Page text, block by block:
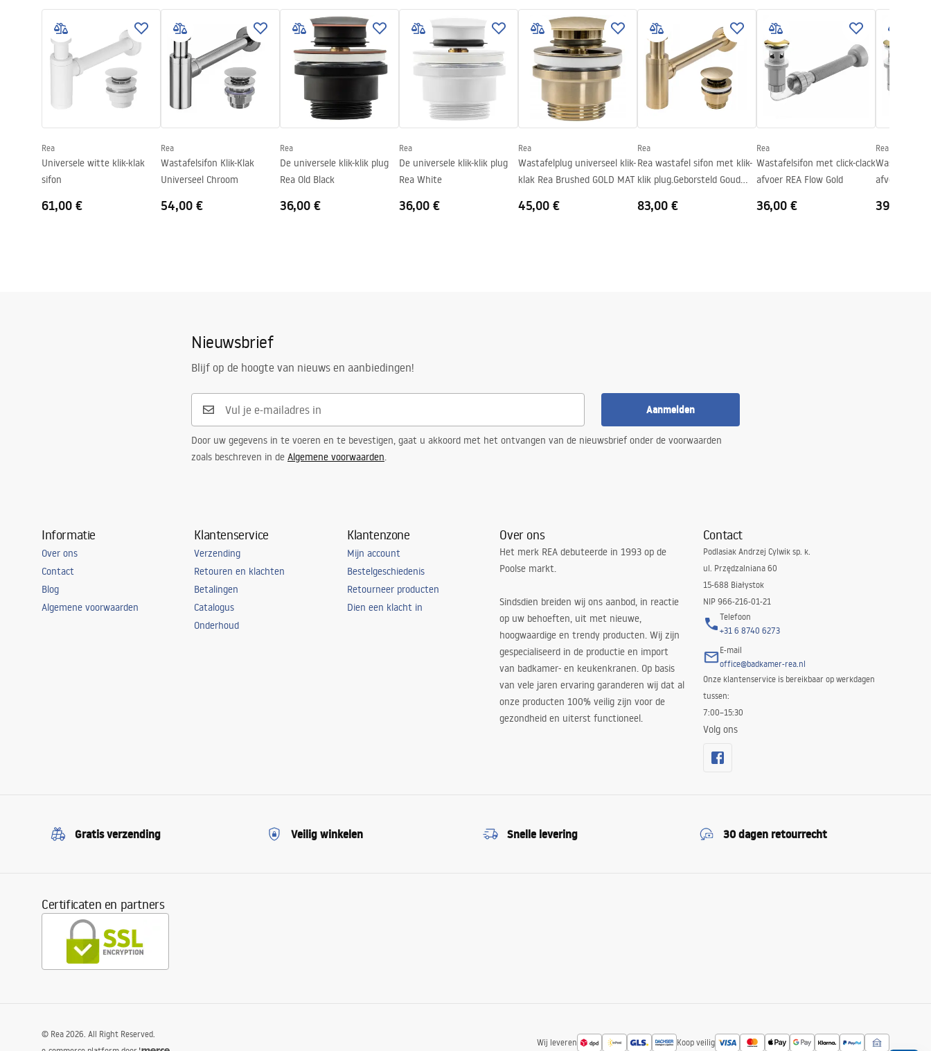
Breedte
250
Hoogte
mm
Vorm
Rechthoekig
Kraangat
Nee
Overloopopening
UMYWALKA BELINDA MINI STONE
MATT - NABLATOWA.pdf
Deklaracja Właściwości
Użytkowych
BELINDA MINI STONE MATT
Garantievoorwaarden
Basins_-_5.pdf
Rea
Universele witte klik-klak
sifon
61,00 €
Rea
Wastafelsifon Klik-Klak
Universeel Chroom
54,00 €
Rea
De universele klik-klik plug
Rea Old Black
36,00 €
Rea
De universele klik-klik plug
Rea White
36,00 €
Rea
Wastafelplug universeel klik-
klak Rea Brushed GOLD MAT
45,00 €
Rea
Rea wastafel sifon met klik-
klik plug.Geborsteld Goud
83,00 €
Rea
Wastafelsifon met click-clack
afvoer REA Flow Gold
36,00 €
Rea
afvoer REA
39,00 €
Nieuwsbrief
Blijf op de hoogte van nieuws en aanbiedingen!
Aanmelden
Door uw gegevens in te voeren en te bevestigen, gaat u akkoord met het ontvangen van de nieuwsbrief onder de voorwaarden
zoals beschreven in de Algemene voorwaarden.
Informatie
Over ons
Contact
Blog
Algemene voorwaarden
Klantenservice
Verzending
Retouren en klachten
Betalingen
Catalogus
Onderhoud
Klantenzone
Mijn account
Bestelgeschiedenis
Retourneer producten
Dien een klacht in
Over ons
Het merk REA debuteerde in 1993 op de
Poolse markt.
Sindsdien breiden wij ons aanbod, in reactie
op uw behoeften, uit met nieuwe,
hoogwaardige en trendy producten. Wij zijn
gespecialiseerd in de productie en import
van badkamer- en keukenkranen. Op basis
van vele jaren ervaring garanderen wij dat al
onze producten 100% veilig zijn voor de
gezondheid en uiterst functioneel.
Contact
Podlasiak Andrzej Cylwik sp. k.
ul. Przędzalniana 60
15-688 Białystok
NIP 966-216-01-21
Telefoon
+31 6 8740 6273
E-mail
office@badkamer-rea.nl
Onze klantenservice is bereikbaar op werkdagen
tussen:
7:00–15:30
Volg ons
Gratis verzending Veilig winkelen Snelle levering 30 dagen retourrecht
Certificaten en partners
Wij leveren Koop veilig
© Rea 2026. All Right Reserved.